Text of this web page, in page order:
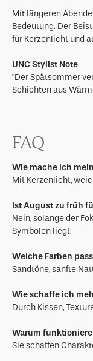
Mit längeren
Bedeutung. Der
für Kerzenlicht und
UNC Stylist Note
"Der Spätsommer
Schichten aus
FAQ
Wie mache ich
Mit Kerzenlicht,
Ist August zu früh
Nein, solange der
Symbolen liegt.
Welche Farben
Sandtöne, sanfte
Wie schaffe ich
Durch Kissen,
Warum
Sie schaffen